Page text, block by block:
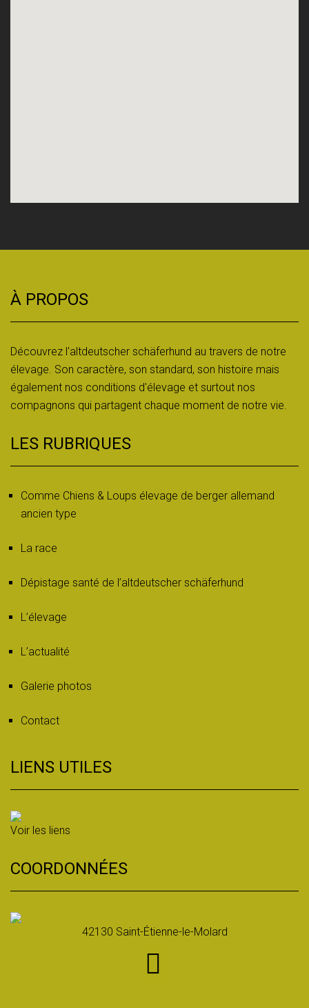
À PROPOS
Découvrez l'altdeutscher schäferhund au travers de notre
élevage. Son caractère, son standard, son histoire mais
également nos conditions d'élevage et surtout nos
compagnons qui partagent chaque moment de notre vie.
LES RUBRIQUES
Comme Chiens & Loups élevage de berger allemand
ancien type
La race
Dépistage santé de l’altdeutscher schäferhund
L’élevage
L’actualité
Galerie photos
Contact
LIENS UTILES
Voir les liens
COORDONNÉES
42130 Saint-Étienne-le-Molard